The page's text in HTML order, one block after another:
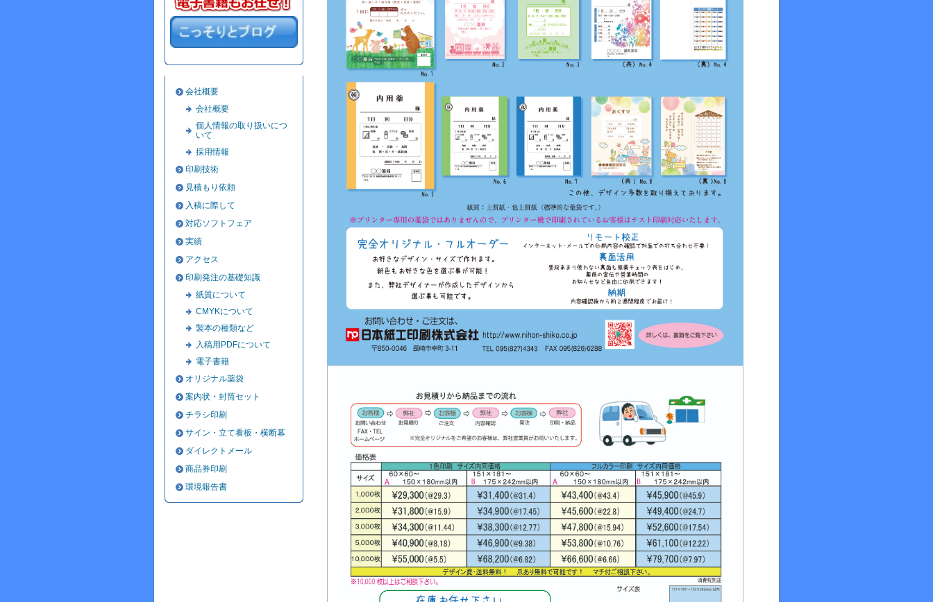
会社概要
会社概要
個人情報の取り扱いにつ
いて
採用情報
印刷技術
見積もり依頼
入稿に際して
対応ソフトフェア
実績
アクセス
印刷発注の基礎知識
紙質について
CMYKについて
製本の種類など
入稿用PDFについて
電子書籍
オリジナル薬袋
案内状・封筒セット
チラシ印刷
サイン・立て看板・横断幕
ダイレクトメール
商品券印刷
環境報告書